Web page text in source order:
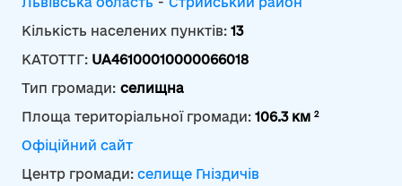
Кількість населених пунктів: 13
КАТОТТГ: UA46100010000066018
Тип громади: селищна
Площа територіальної громади: 106.3 км 2
Офіційний сайт
Центр громади: селище Гніздичів